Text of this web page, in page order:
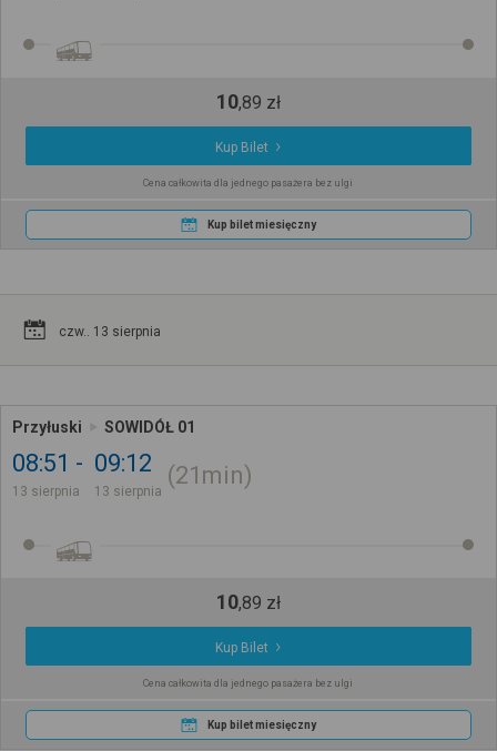
10,89 zł
Kup Bilet
Cena całkowita dla jednego pasażera bez ulgi
Kup bilet miesięczny
czw.. 13 sierpnia
Przyłuski SOWIDÓŁ 01
08:51
13 sierpnia
09:12
13 sierpnia
21min
10,89 zł
Kup Bilet
Cena całkowita dla jednego pasażera bez ulgi
Kup bilet miesięczny